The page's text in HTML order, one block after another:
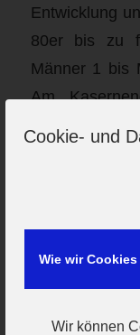
Cookie- und
Wie wir
Wir können
Entwicklung
80er bis zu
Männer 1 bis
Am
Soldaten
Klasse ein
prellten wie
prügelten